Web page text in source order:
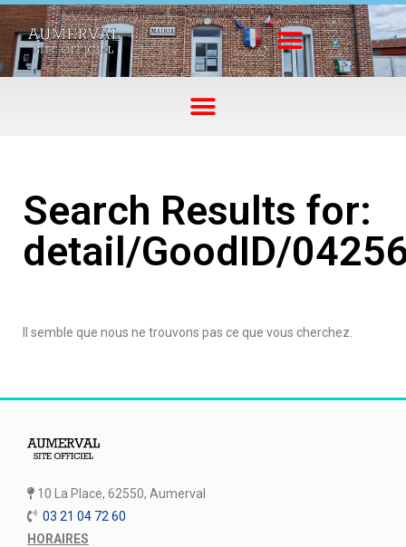
Search Results for:
detail/GoodID/
Il semble que nous ne trouvons pas ce que vous cherchez.
10 La Place, 62550, Aumerval
03 21 04 72 60
HORAIRES